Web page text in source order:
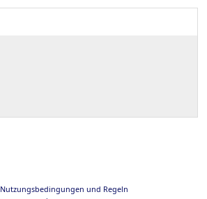
Nutzungsbedingungen und Regeln